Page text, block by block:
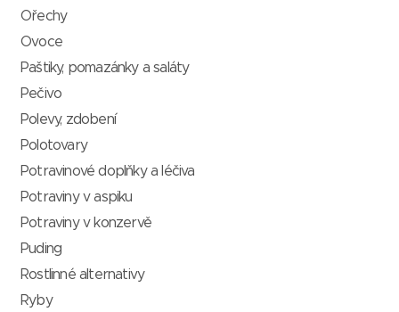
Ořechy
Ovoce
Paštiky, pomazánky a saláty
Pečivo
Polevy, zdobení
Polotovary
Potravinové doplňky a léčiva
Potraviny v aspiku
Potraviny v konzervě
Puding
Rostlinné alternativy
Ryby